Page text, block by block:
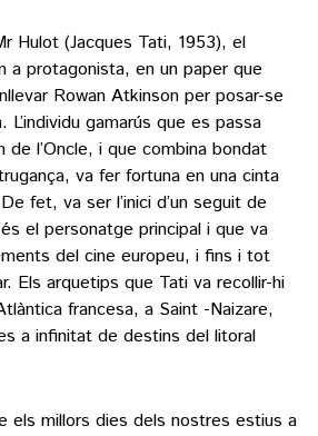
Hulot (Jacques Tati, 1953), el
a protagonista, en un paper que
Rowan Atkinson per posar-se
gamarús que es passa
de l’Oncle, i que combina bondat
va fer fortuna en una cinta
fet, va ser l’inici d’un seguit de
el personatge principal i que va
del cine europeu, i fins i tot
Els arquetips que Tati va recollir-hi
francesa, a Saint -Naizare,
a infinitat de destins del litoral
els millors dies dels nostres estius a